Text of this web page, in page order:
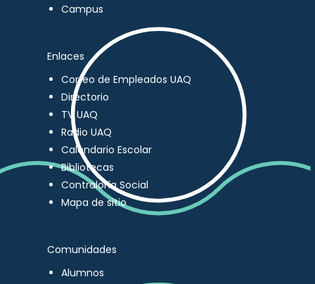
Campus
Enlaces
Correo de Empleados UAQ
Directorio
TV UAQ
Radio UAQ
Calendario Escolar
Bibliotecas
Contraloría Social
Mapa de sitio
Comunidades
Alumnos